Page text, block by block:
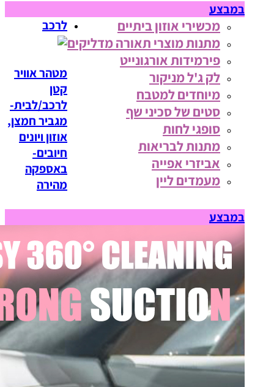
במבצע
מכשירי אוזון ביתיים
מתנות מוצרי תאורה מדליקים
פירמידות אורגונייט
לק ג'ל מניקור
מיוחדים למטבח
סטים של סכיני שף
סופגי לחות
מתנות לבריאות
אביזרי אפייה
מעמדים ליין
לרכב
מטהר אוויר
קטן
לרכב/לבית-
מגביר חמצן,
אוזון ויונים
חיובים-
באספקה
מהירה
במבצע